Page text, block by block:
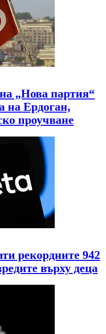
„Нова партия“
на Ердоган,
проучване
рекордните 942
върху деца